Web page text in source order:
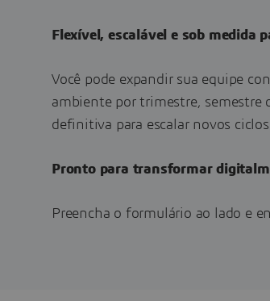
Flexível, escalável e sob medida
Você pode expandir sua equipe
ambiente por trimestre, semestre
definitiva para escalar novos
Pronto para transformar
Preencha o formulário ao lado e